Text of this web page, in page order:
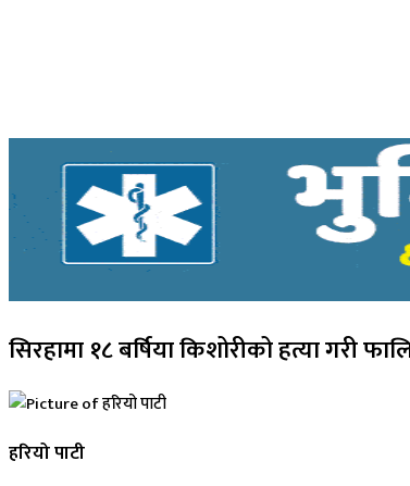
सिरहामा १८ बर्षिया किशोरीको हत्या गरी
हरियो पाटी